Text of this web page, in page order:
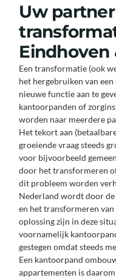
Uw
Eindhoven
Een transformatie (ook
het hergebruiken van
nieuwe functie aan te
kantoorpanden of
worden naar meerdere
Het tekort aan
groeiende vraag steeds
voor bijvoorbeeld
door het transformeren
dit probleem worden
Nederland wordt door
en het transformeren van
oplossing zijn in deze
voornamelijk
gestegen omdat steeds
Een kantoorpand
appartementen is